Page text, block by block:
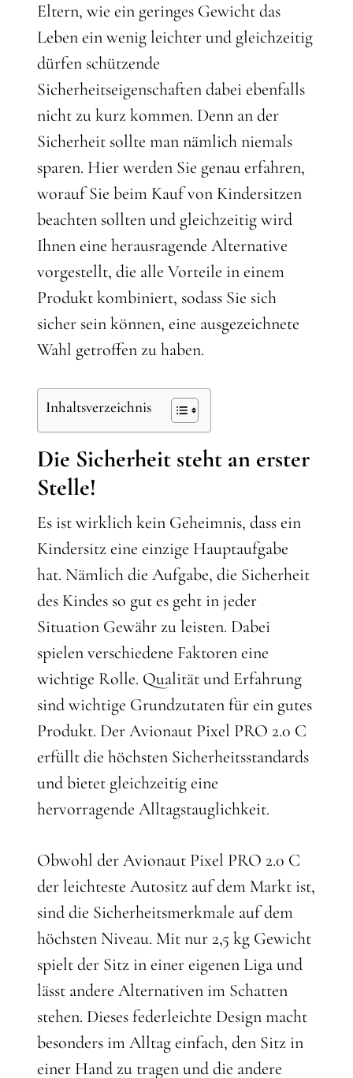
Eltern, wie ein geringes Gewicht das
Leben ein wenig leichter und gleichzeitig
dürfen schützende
Sicherheitseigenschaften dabei ebenfalls
nicht zu kurz kommen. Denn an der
Sicherheit sollte man nämlich niemals
sparen. Hier werden Sie genau erfahren,
worauf Sie beim Kauf von Kindersitzen
beachten sollten und gleichzeitig wird
Ihnen eine herausragende Alternative
vorgestellt, die alle Vorteile in einem
Produkt kombiniert, sodass Sie sich
sicher sein können, eine ausgezeichnete
Wahl getroffen zu haben.
Inhaltsverzeichnis
Die Sicherheit steht an erster
Stelle!
Es ist wirklich kein Geheimnis, dass ein
Kindersitz eine einzige Hauptaufgabe
hat. Nämlich die Aufgabe, die Sicherheit
des Kindes so gut es geht in jeder
Situation Gewähr zu leisten. Dabei
spielen verschiedene Faktoren eine
wichtige Rolle. Qualität und Erfahrung
sind wichtige Grundzutaten für ein gutes
Produkt. Der Avionaut Pixel PRO 2.0 C
erfüllt die höchsten Sicherheitsstandards
und bietet gleichzeitig eine
hervorragende Alltagstauglichkeit.
Obwohl der Avionaut Pixel PRO 2.0 C
der leichteste Autositz auf dem Markt ist,
sind die Sicherheitsmerkmale auf dem
höchsten Niveau. Mit nur 2,5 kg Gewicht
spielt der Sitz in einer eigenen Liga und
lässt andere Alternativen im Schatten
stehen. Dieses federleichte Design macht
besonders im Alltag einfach, den Sitz in
einer Hand zu tragen und die andere